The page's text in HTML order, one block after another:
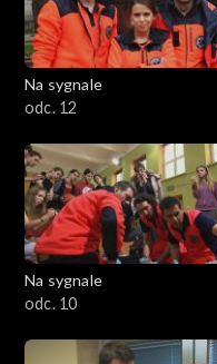
Na sygnale
odc. 12
Na sygnale
odc. 10